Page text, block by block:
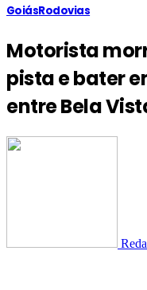
GoiásRodovias
Motorista
pista e bater
entre Bela